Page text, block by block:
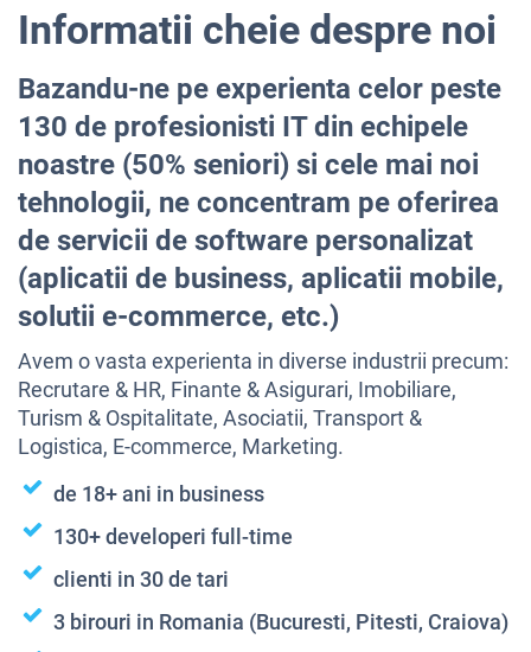
Informatii cheie despre noi
Bazandu-ne pe experienta celor peste
130 de profesionisti IT din echipele
noastre (50% seniori) si cele mai noi
tehnologii, ne concentram pe oferirea
de servicii de software personalizat
(aplicatii de business, aplicatii mobile,
solutii e-commerce, etc.)
Avem o vasta experienta in diverse industrii precum:
Recrutare & HR, Finante & Asigurari, Imobiliare,
Turism & Ospitalitate, Asociatii, Transport &
Logistica, E-commerce, Marketing.
de 18+ ani in business
130+ developeri full-time
clienti in 30 de tari
3 birouri in Romania (Bucuresti, Pitesti, Craiova)